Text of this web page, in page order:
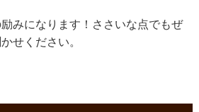
みになります！ささいな点でもぜ
せください。